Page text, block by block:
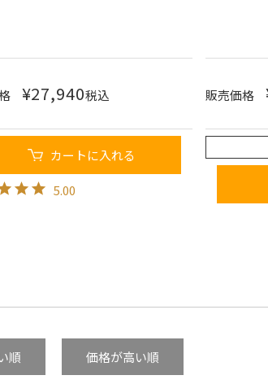
¥27,940税込
カートに入れる
5.00
販売価格
順 価格が高い順